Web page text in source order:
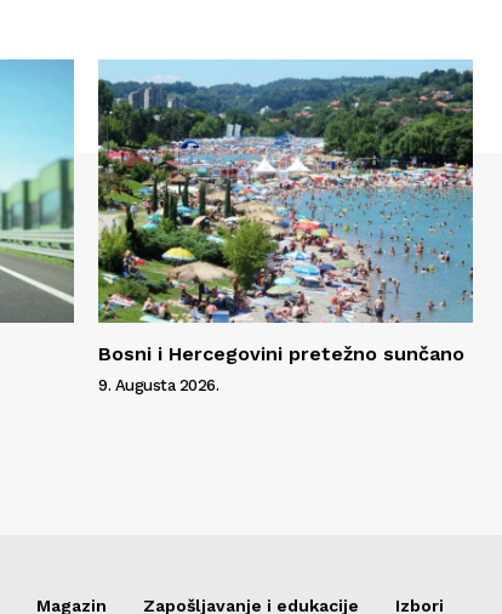
Bosni i Hercegovini pretežno sunčano
9. Augusta 2026.
Magazin Zapošljavanje i edukacije Izbori